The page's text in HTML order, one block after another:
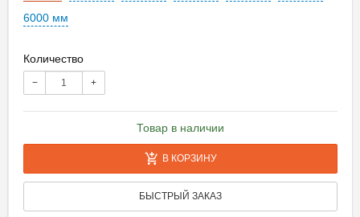
6000 мм
Количество
− +
Товар в наличии
В КОРЗИНУ
БЫСТРЫЙ ЗАКАЗ